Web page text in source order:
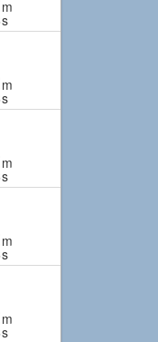
m
s
m
s
m
s
m
s
m
s